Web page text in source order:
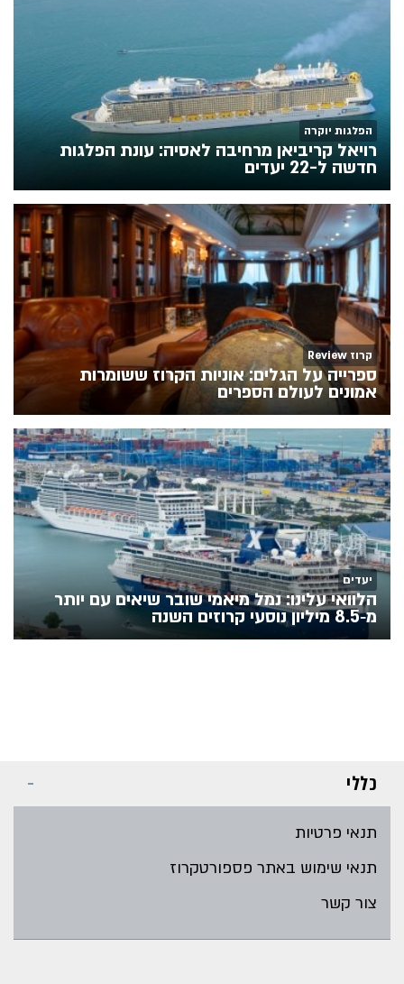
הפלגות יוקרה
רויאל קריביאן מרחיבה לאסיה: עונת הפלגות
חדשה ל-22 יעדים
קרוז Review
ספרייה על הגלים: אוניות הקרוז ששומרות
אמונים לעולם הספרים
יעדים
הלוואי עלינו: נמל מיאמי שובר שיאים עם יותר
מ‑8.5 מיליון נוסעי קרוזים השנה
כללי
תנאי פרטיות
תנאי שימוש באתר פספורטקרוז
צור קשר